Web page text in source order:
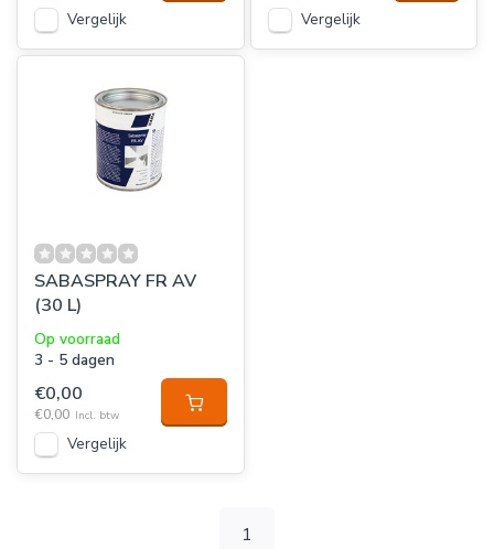
Vergelijk Vergelijk
SABASPRAY FR AV
(30 L)
Op voorraad
3 - 5 dagen
€0,00
€0,00 Incl. btw
Vergelijk
1